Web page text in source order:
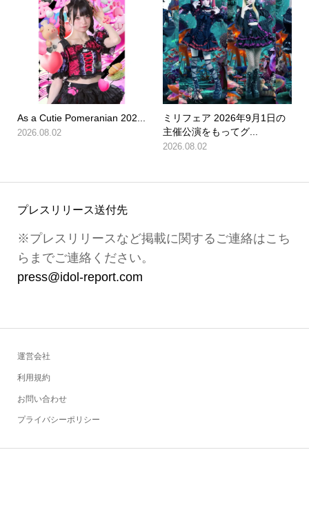
As a Cutie Pomeranian 202...
2026.08.02
ミリフェア 2026年9月1日の
主催公演をもってグ...
2026.08.02
プレスリリース送付先
※プレスリリースなど掲載に関するご連絡はこち
らまでご連絡ください。
press@idol-report.com
運営会社
利用規約
お問い合わせ
プライバシーポリシー